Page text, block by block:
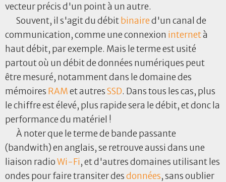
vecteur précis d'un point à un autre.
Souvent, il s'agit du débitbinaired'un canal de
communication, comme une connexion internetà
haut débit, par exemple. Mais le terme est usité
partout où un débit de données numériques peut
être mesuré, notamment dans le domaine des
mémoires RAMet autresSSD. Dans tous les cas, plus
le chiffre est élevé, plus rapide sera le débit, et donc la
performance du matériel !
À noter que le terme de bande passante
(bandwith) en anglais, se retrouve aussi dans une
liaison radioWi-Fi, et d'autres domaines utilisant les
ondes pour faire transiter desdonnées, sans oublier